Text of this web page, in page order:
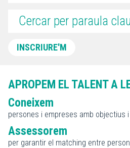
INSCRIURE'M
APROPEM EL TALENT A
Coneixem
persones i empreses amb objectius
Assessorem
per garantir el matching entre